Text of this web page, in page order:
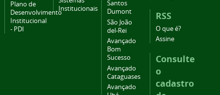
Plano de
Desenvolvimento
Institucional
- PDI
Institucionais
Santos
Dumont
São João
del-Rei
Avançado
Bom
Sucesso
Avançado
Cataguases
Avançado
RSS
O que é?
Assine
Consulte
o
cadastro